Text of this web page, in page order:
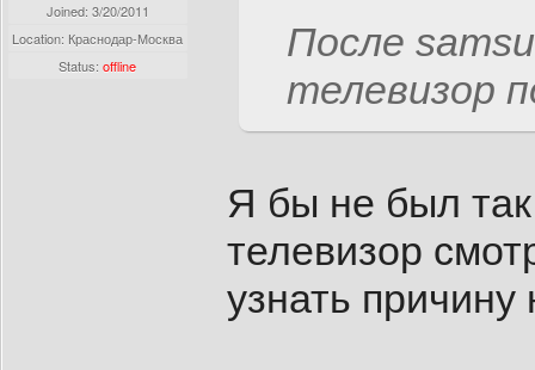
Joined: 3/20/2011
Location: Краснодар-Москва
Status:offline
После
телевизор
Я бы не был так
телевизор
узнать причину